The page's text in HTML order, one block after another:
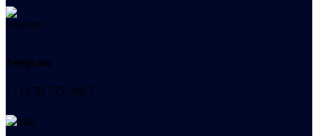
Telegram
+7 (978) 515-999-7